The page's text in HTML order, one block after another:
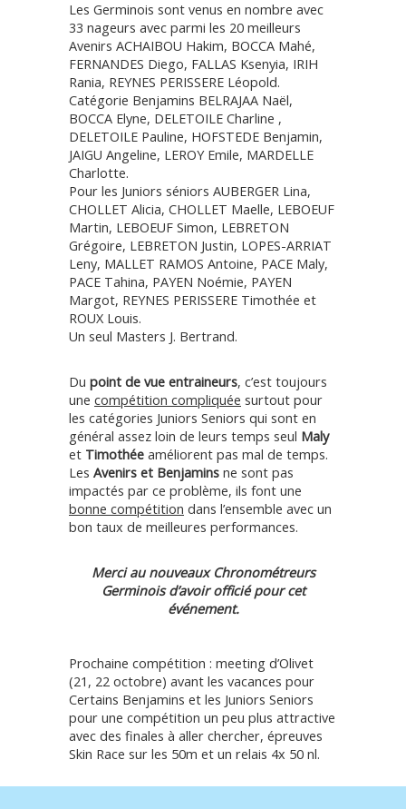
Les Germinois sont venus en nombre avec
33 nageurs avec parmi les 20 meilleurs
Avenirs ACHAIBOU Hakim, BOCCA Mahé,
FERNANDES Diego, FALLAS Ksenyia, IRIH
Rania, REYNES PERISSERE Léopold.
Catégorie Benjamins BELRAJAA Naël,
BOCCA Elyne, DELETOILE Charline ,
DELETOILE Pauline, HOFSTEDE Benjamin,
JAIGU Angeline, LEROY Emile, MARDELLE
Charlotte.
Pour les Juniors séniors AUBERGER Lina,
CHOLLET Alicia, CHOLLET Maelle, LEBOEUF
Martin, LEBOEUF Simon, LEBRETON
Grégoire, LEBRETON Justin, LOPES-ARRIAT
Leny, MALLET RAMOS Antoine, PACE Maly,
PACE Tahina, PAYEN Noémie, PAYEN
Margot, REYNES PERISSERE Timothée et
ROUX Louis.
Un seul Masters J. Bertrand.
Du point de vue entraineurs, c’est toujours
une compétition compliquée surtout pour
les catégories Juniors Seniors qui sont en
général assez loin de leurs temps seul Maly
et Timothée améliorent pas mal de temps.
Les Avenirs et Benjamins ne sont pas
impactés par ce problème, ils font une
bonne compétition dans l’ensemble avec un
bon taux de meilleures performances.
Merci au nouveaux Chronométreurs
Germinois d’avoir officié pour cet
événement.
Prochaine compétition : meeting d’Olivet
(21, 22 octobre) avant les vacances pour
Certains Benjamins et les Juniors Seniors
pour une compétition un peu plus attractive
avec des finales à aller chercher, épreuves
Skin Race sur les 50m et un relais 4x 50 nl.